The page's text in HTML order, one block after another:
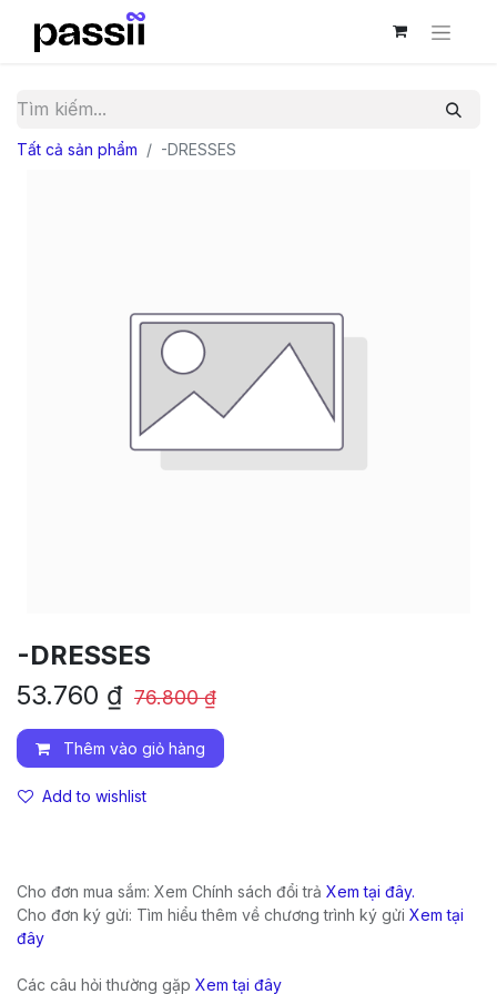
Tất cả sản phẩm -DRESSES
-DRESSES
53.760 ₫ 76.800₫
Thêm vào giỏ hàng
Add to wishlist
Cho đơn mua sắm: Xem Chính sách đổi trả Xem tại đây.
Cho đơn ký gửi: Tìm hiểu thêm về chương trình ký gửi Xem tại
đây
Các câu hỏi thường gặp Xem tại đây